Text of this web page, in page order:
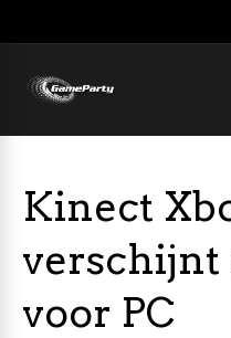
Kinect
verschijnt
voor PC